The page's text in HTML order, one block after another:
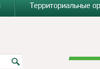
Территориальные